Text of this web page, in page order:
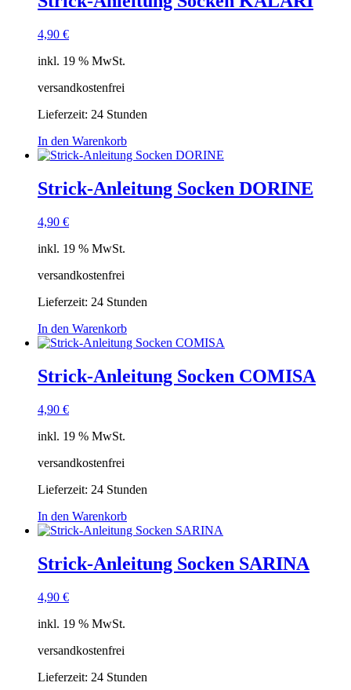
4,90 €
inkl. 19 % MwSt.
versandkostenfrei
Lieferzeit: 24 Stunden
In den Warenkorb
Strick-Anleitung Socken DORINE
4,90 €
inkl. 19 % MwSt.
versandkostenfrei
Lieferzeit: 24 Stunden
In den Warenkorb
Strick-Anleitung Socken COMISA
4,90 €
inkl. 19 % MwSt.
versandkostenfrei
Lieferzeit: 24 Stunden
In den Warenkorb
Strick-Anleitung Socken SARINA
4,90 €
inkl. 19 % MwSt.
versandkostenfrei
Lieferzeit: 24 Stunden